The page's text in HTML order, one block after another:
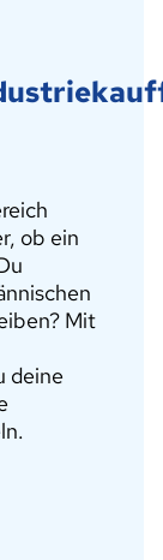
ob ein
Mit
deine